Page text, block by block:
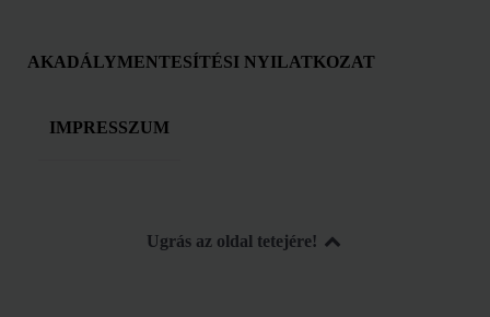
AKADÁLYMENTESÍTÉSI NYILATKOZAT
IMPRESSZUM
Ugrás az oldal tetejére!